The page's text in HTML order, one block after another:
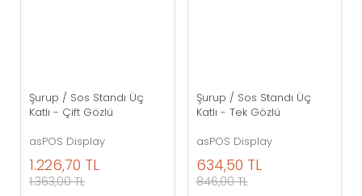
Şurup / Sos Standı Üç
Katlı - Çift Gözlü
asPOS Display
1.226,70 TL
1.363,00 TL
Şurup / Sos Standı Üç
Katlı - Tek Gözlü
asPOS Display
634,50 TL
846,00 TL